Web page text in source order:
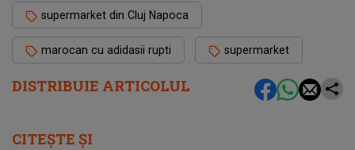
DISTRIBUIE ARTICOLUL
supermarket din Cluj Napoca
marocan cu adidasii rupti supermarket
CITEȘTE ȘI